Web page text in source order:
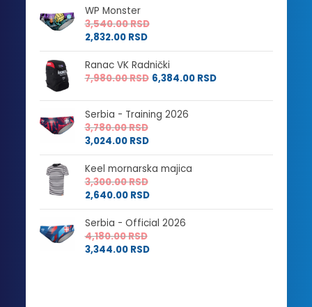
WP Monster
3,540.00RSD
2,832.00 RSD
Ranac VK Radnički
7,980.00RSD 6,384.00 RSD
Serbia - Training 2026
3,780.00RSD
3,024.00 RSD
Keel mornarska majica
3,300.00RSD
2,640.00 RSD
Serbia - Official 2026
4,180.00RSD
3,344.00 RSD